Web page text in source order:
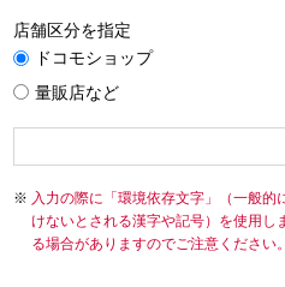
店舗区分を指定
ドコモショップ
量販店など
入力の際に「環境依存文字」（一般
けないとされる漢字や記号）を使用
る場合がありますのでご注意ください。